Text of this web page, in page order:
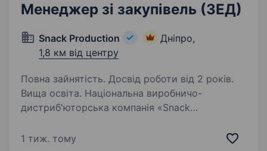
Менеджер зі закупівель (ЗЕД)
Snack Production
Дніпро,
1,8 км від центру
Повна зайнятість. Досвід роботи від 2 років.
Вища освіта. Національна виробничо-
дистриб'юторська компанія «Snack
снекової продукції з відомими брендами«
1 тиж. тому